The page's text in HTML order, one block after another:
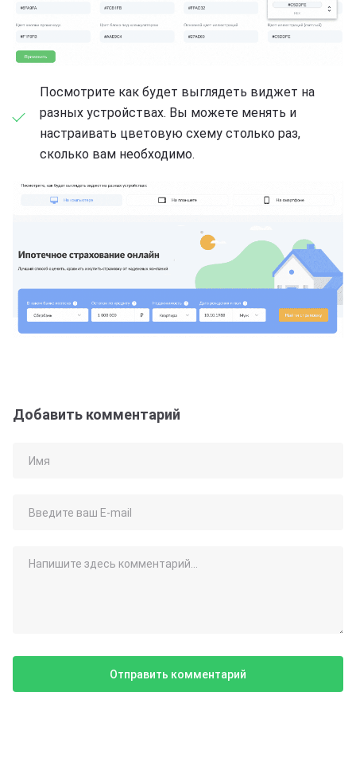
Посмотрите как будет выглядеть виджет на
разных устройствах. Вы можете менять и
настраивать цветовую схему столько раз,
сколько вам необходимо.
Добавить комментарий